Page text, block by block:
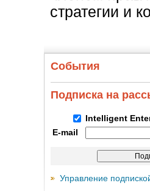
стратегии и
События
Подписка на
Intelligent
E-mail
Управление